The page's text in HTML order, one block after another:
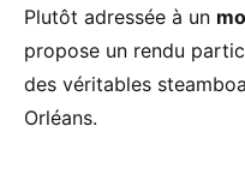
Plutôt adressée à un
propose un rendu
des véritables
Orléans.